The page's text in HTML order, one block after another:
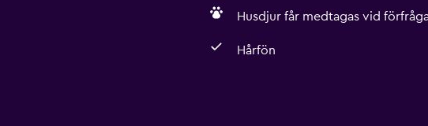
Husdjur får medtagas vid
Hårfön